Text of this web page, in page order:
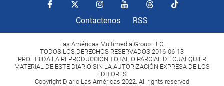
Contactenos RSS
Las Américas Multimedia Group LLC.
TODOS LOS DERECHOS RESERVADOS 2016-06-13
PROHIBIDA LA REPRODUCCIÓN TOTAL O PARCIAL DE CUALQUIER
MATERIAL DE ESTE DIARIO SIN LA AUTORIZACIÓN EXPRESA DE LOS
EDITORES
Copyright Diario Las Américas 2022. All rights reserved